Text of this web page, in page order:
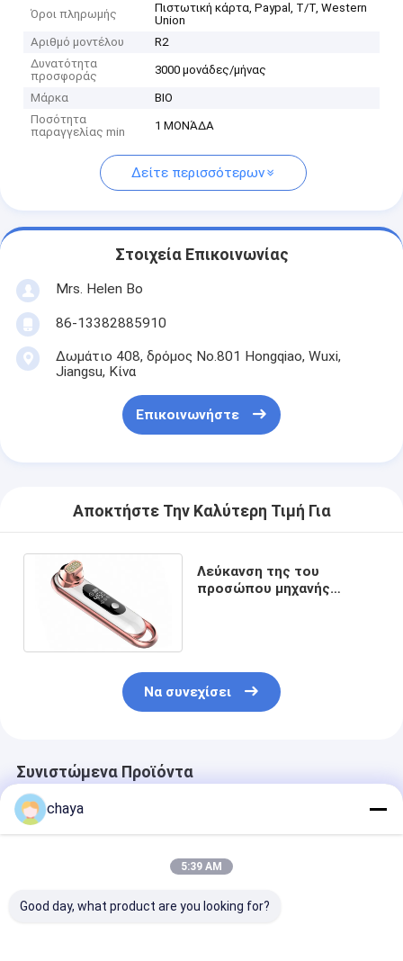
Όροι πληρωμής
Πιστωτική κάρτα, Paypal, T/T, Western
Union
Αριθμό μοντέλου
R2
Δυνατότητα
προσφοράς
3000 μονάδες/μήνας
Μάρκα
BIO
Ποσότητα
παραγγελίας min
1 ΜΟΝΆΔΑ
Δείτε περισσότερων
Στοιχεία Επικοινωνίας
Mrs. Helen Bo
86-13382885910
Δωμάτιο 408, δρόμος No.801 Hongqiao, Wuxi,
Jiangsu, Κίνα
Επικοινωνήστε
Αποκτήστε Την Καλύτερη Τιμή Για
Λεύκανση της του
προσώπου μηχανής
Να συνεχίσει
Συνιστώμενα Προϊόντα
chaya
5:39 AM
Good day, what product are you looking for?